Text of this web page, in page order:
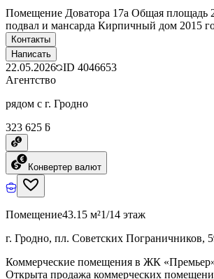
Помещение Доватора 17а Общая площадь
подвал и мансарда Кирпичный дом 2015
Контакты
Написать
22.05.2026 ID 4046653
Агентство
рядом с г. Гродно
323 625 ƃ
Конвертер валют
Помещение43.15 м²1/14 этаж
г. Гродно, пл. Советских Пограничников,
Коммерческие помещения в ЖК
Открыта продажа коммерческих